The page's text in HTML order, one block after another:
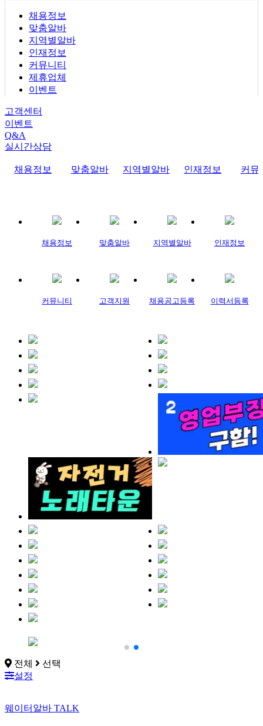
채용정보
맞춤알바
지역별알바
인재정보
커뮤니티
제휴업체
이벤트
고객센터
이벤트
Q&A
실시간상담
채용정보 맞춤알바 지역별알바 인재정보 커뮤
채용정보 맞춤알바 지역별알바 인재정보
커뮤니티 고객지원 채용공고등록 이력서등록
전체
선택
설정
웨이터알바 TALK